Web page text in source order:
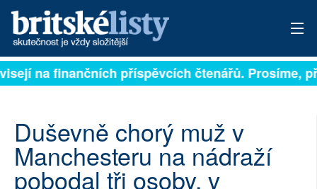
PŘIHLÁSIT
ARCHIV
ROZHOVORY
na finančních příspěvcích čtenářů. Prosíme,
Duševně chorý muž v
Manchesteru na nádraží
pobodal tři osoby, v